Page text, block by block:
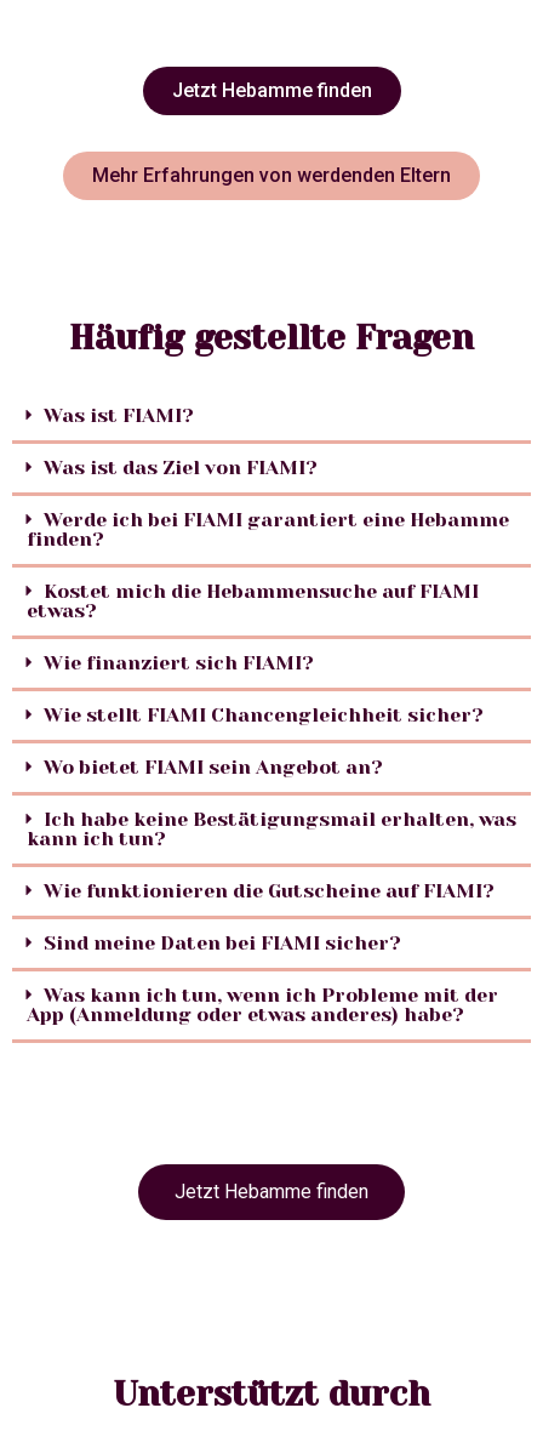
Jetzt Hebamme finden
Mehr Erfahrungen von werdenden Eltern
Häufig gestellte Fragen
Was ist FIAMI?
Was ist das Ziel von FIAMI?
Werde ich bei FIAMI garantiert eine Hebamme
finden?
Kostet mich die Hebammensuche auf FIAMI
etwas?
Wie finanziert sich FIAMI?
Wie stellt FIAMI Chancengleichheit sicher?
Wo bietet FIAMI sein Angebot an?
Ich habe keine Bestätigungsmail erhalten, was
kann ich tun?
Wie funktionieren die Gutscheine auf FIAMI?
Sind meine Daten bei FIAMI sicher?
Was kann ich tun, wenn ich Probleme mit der
App (Anmeldung oder etwas anderes) habe?
Jetzt Hebamme finden
Unterstützt durch